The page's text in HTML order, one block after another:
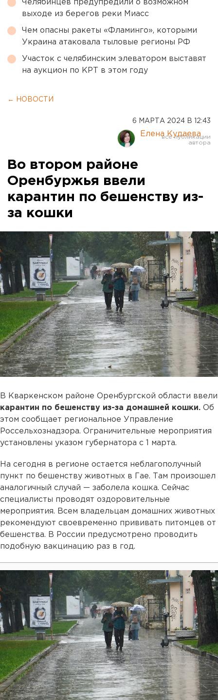
Челябинцев предупредили о возможном
выходе из берегов реки Миасс
Чем опасны ракеты «Фламинго», которыми
Украина атаковала тыловые регионы РФ
Участок с челябинским элеватором выставят
на аукцион по КРТ в этом году
← НОВОСТИ
6 МАРТА 2024 В 12:43
Елена Кудаева
Во втором районе
Оренбуржья ввели
карантин по бешенству из-
за кошки
В Кваркенском районе Оренбургской области ввели
карантин по бешенству из-за домашней кошки. Об
этом сообщает региональное Управление
Россельхознадзора. Ограничительные мероприятия
установлены указом губернатора с 1 марта.
На сегодня в регионе остается неблагополучный
пункт по бешенству животных в Гае. Там произошел
аналогичный случай — заболела кошка. Сейчас
специалисты проводят оздоровительные
мероприятия. Всем владельцам домашних животных
рекомендуют своевременно прививать питомцев от
бешенства. В России предусмотрено проводить
подобную вакцинацию раз в год.